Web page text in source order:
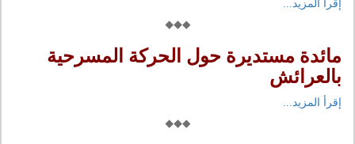
إقرأ المزيد...
مائدة مستديرة حول الحركة المسرحية
بالعرائش
إقرأ المزيد...